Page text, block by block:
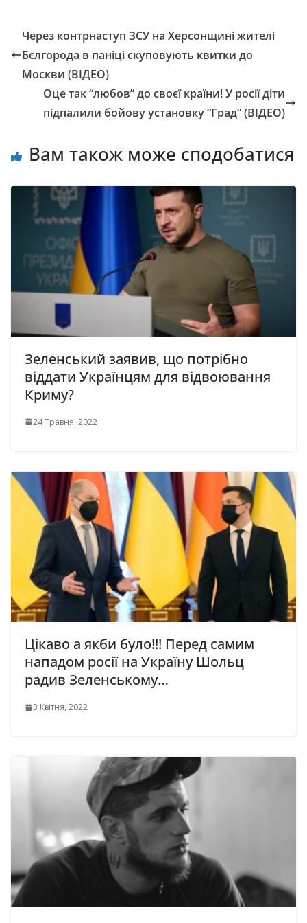
Через контрнаступ ЗСУ на Херсонщині жителі
Бєлгорода в паніці скуповують квитки до
Москви (ВІДЕО)
Оце так “любов” до своєї країни! У росії діти
підпалили бойову установку “Град” (ВІДЕО)
Вам також може сподобатися
Зеленський заявив, що потрібно
віддати Українцям для відвоювання
Криму?
24 Травня, 2022
Цікаво а якби було!!! Перед самим
нападом росії на Україну Шольц
радив Зеленському…
3 Квітня, 2022